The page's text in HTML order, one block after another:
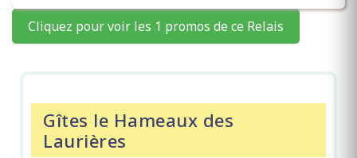
Cliquez pour voir les 1 promos de ce Relais
Gîtes le Hameaux des
Laurières